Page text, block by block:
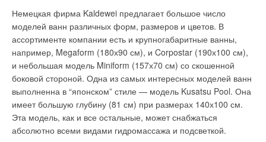
Немецкая фирма Kaldewei предлагает большое число
моделей ванн различных форм, размеров и цветов. В
ассортименте компании есть и крупногабаритные ванны,
например, Megaform (180х90 см), и Corpostar (190х100 см),
и небольшая модель Miniform (157х70 см) со скошенной
боковой стороной. Одна из самых интересных моделей ванн
выполненна в “японском” стиле — модель Kusatsu Pool. Она
имеет большую глубину (81 см) при размерах 140х100 см.
Эта модель, как и все остальные, может снабжаться
абсолютно всеми видами гидромассажа и подсветкой.
предоставить вам “Сертификат соответствия” на данный
прибор и “Разрешение Горгостехнадзора”. Без этих
документов серьезные монтажные организации просто не
возьмутся за установку, так как это грозит им лишением
лицензии на проведение работ.
После установки прибора рекомендуется заключить договор
о сервисном обслуживании, так как в сервисное
обслуживание входит обязательная регулярная проверка
функций самого прибора и его устройств безопасности, а
Наличие в котле дополнительного встроенного
оборудования, не относящегося непосредственно к
функционированию самого котла (циркуляционный насос,
расширительный бак, нагреватель для горячей воды,
предохранительная и иная арматура), несколько упростит и
ускорит монтаж котельной. Но при этом снизится надежность
теплогенератора, усложнится его дальнейшая эксплуатация,
а также обслуживание и ремонт указанного выше
оборудования, которое лучше при проектировании вынести
за пределы котла.